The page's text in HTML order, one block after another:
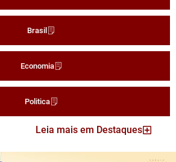
Brasil
Economia
Politica
Leia mais em Destaques